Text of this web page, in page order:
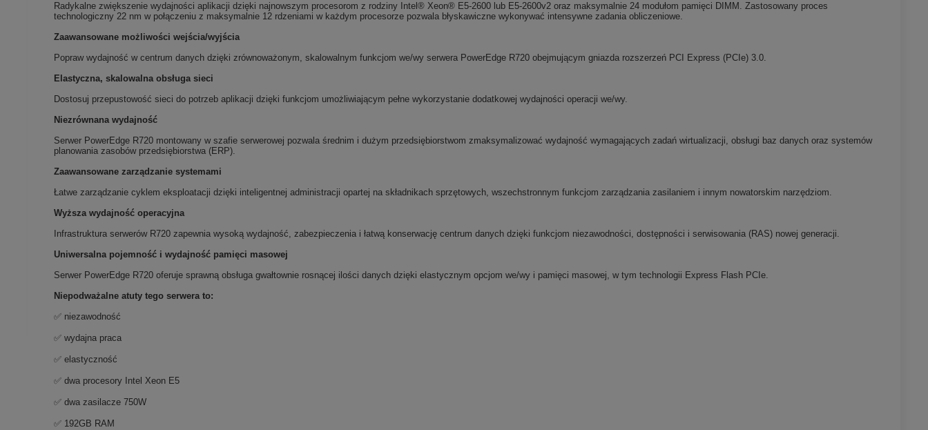
Radykalne zwiększenie wydajności aplikacji dzięki najnowszym procesorom z rodziny Intel® Xeon® E5-2600 lub E5-2600v2 oraz maksymalnie 24 modułom pamięci DIMM. Zastosowany proces
technologiczny 22 nm w połączeniu z maksymalnie 12 rdzeniami w każdym procesorze pozwala błyskawiczne wykonywać intensywne zadania obliczeniowe.
Zaawansowane możliwości wejścia/wyjścia
Popraw wydajność w centrum danych dzięki zrównoważonym, skalowalnym funkcjom we/wy serwera PowerEdge R720 obejmującym gniazda rozszerzeń PCI Express (PCIe) 3.0.
Elastyczna, skalowalna obsługa sieci
Dostosuj przepustowość sieci do potrzeb aplikacji dzięki funkcjom umożliwiającym pełne wykorzystanie dodatkowej wydajności operacji we/wy.
Niezrównana wydajność
Serwer PowerEdge R720 montowany w szafie serwerowej pozwala średnim i dużym przedsiębiorstwom zmaksymalizować wydajność wymagających zadań wirtualizacji, obsługi baz danych oraz systemów
planowania zasobów przedsiębiorstwa (ERP).
Zaawansowane zarządzanie systemami
Łatwe zarządzanie cyklem eksploatacji dzięki inteligentnej administracji opartej na składnikach sprzętowych, wszechstronnym funkcjom zarządzania zasilaniem i innym nowatorskim narzędziom.
Wyższa wydajność operacyjna
Infrastruktura serwerów R720 zapewnia wysoką wydajność, zabezpieczenia i łatwą konserwację centrum danych dzięki funkcjom niezawodności, dostępności i serwisowania (RAS) nowej generacji.
Uniwersalna pojemność i wydajność pamięci masowej
Serwer PowerEdge R720 oferuje sprawną obsługa gwałtownie rosnącej ilości danych dzięki elastycznym opcjom we/wy i pamięci masowej, w tym technologii Express Flash PCIe.
Niepodważalne atuty tego serwera to:
✅ niezawodność
✅ wydajna praca
✅ elastyczność
✅ dwa procesory Intel Xeon E5
✅ dwa zasilacze 750W
✅ 192GB RAM